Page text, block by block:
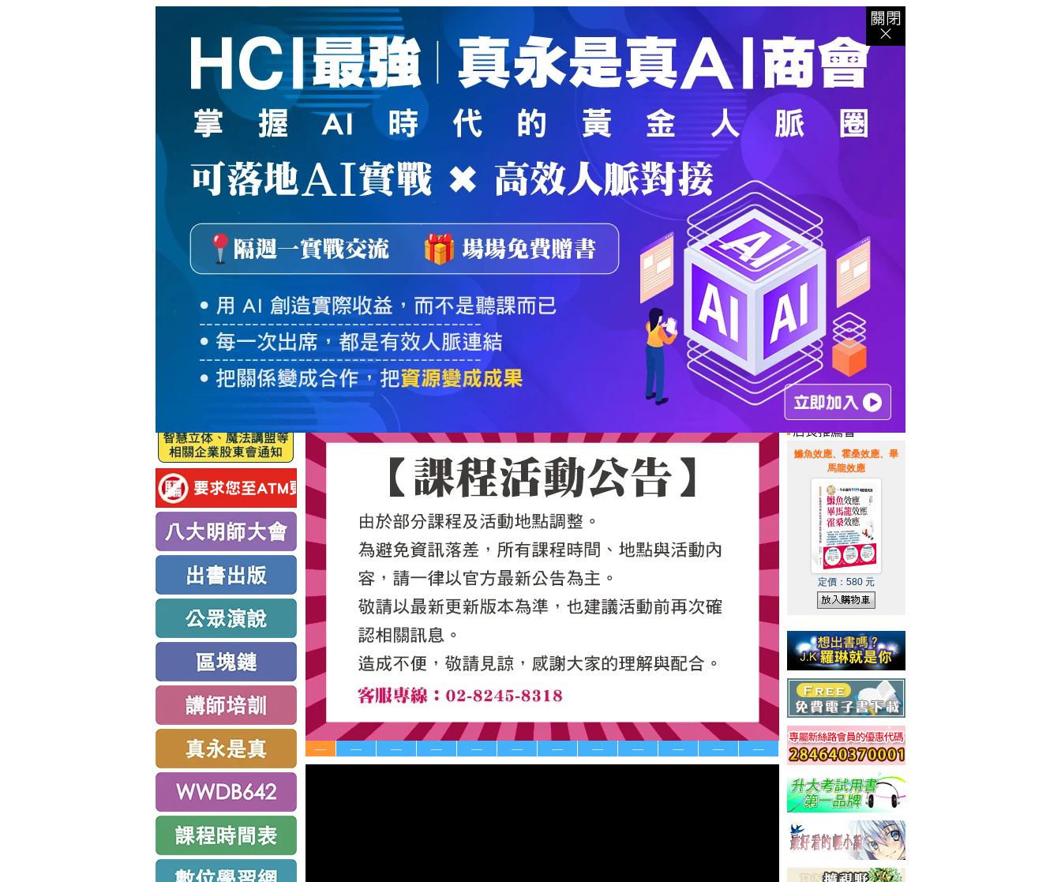
登入｜註冊｜會員中心 結帳
魔法弟子｜自資出版｜電子書 ｜客服中心｜ 智慧型立体會員
國際級品牌課程|優惠通知|霹靂英雄音樂精選|
— — — — — — — — — — — —
鰷魚效應、霍桑效應、畢
馬龍效應
定價： 580 元